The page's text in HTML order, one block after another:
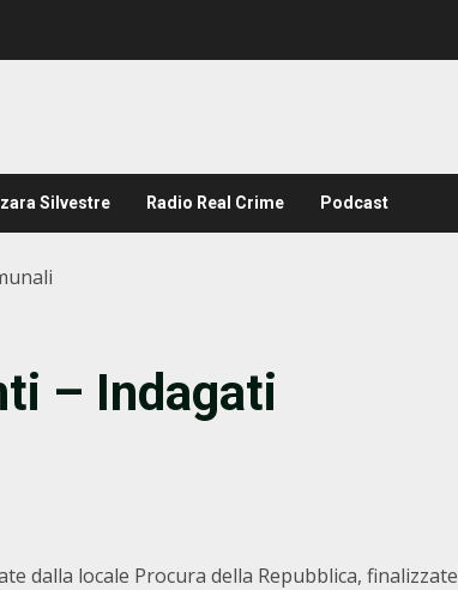
Silvestre Radio Real Crime Podcast
– Indagati
dalla locale Procura della Repubblica, finalizzate